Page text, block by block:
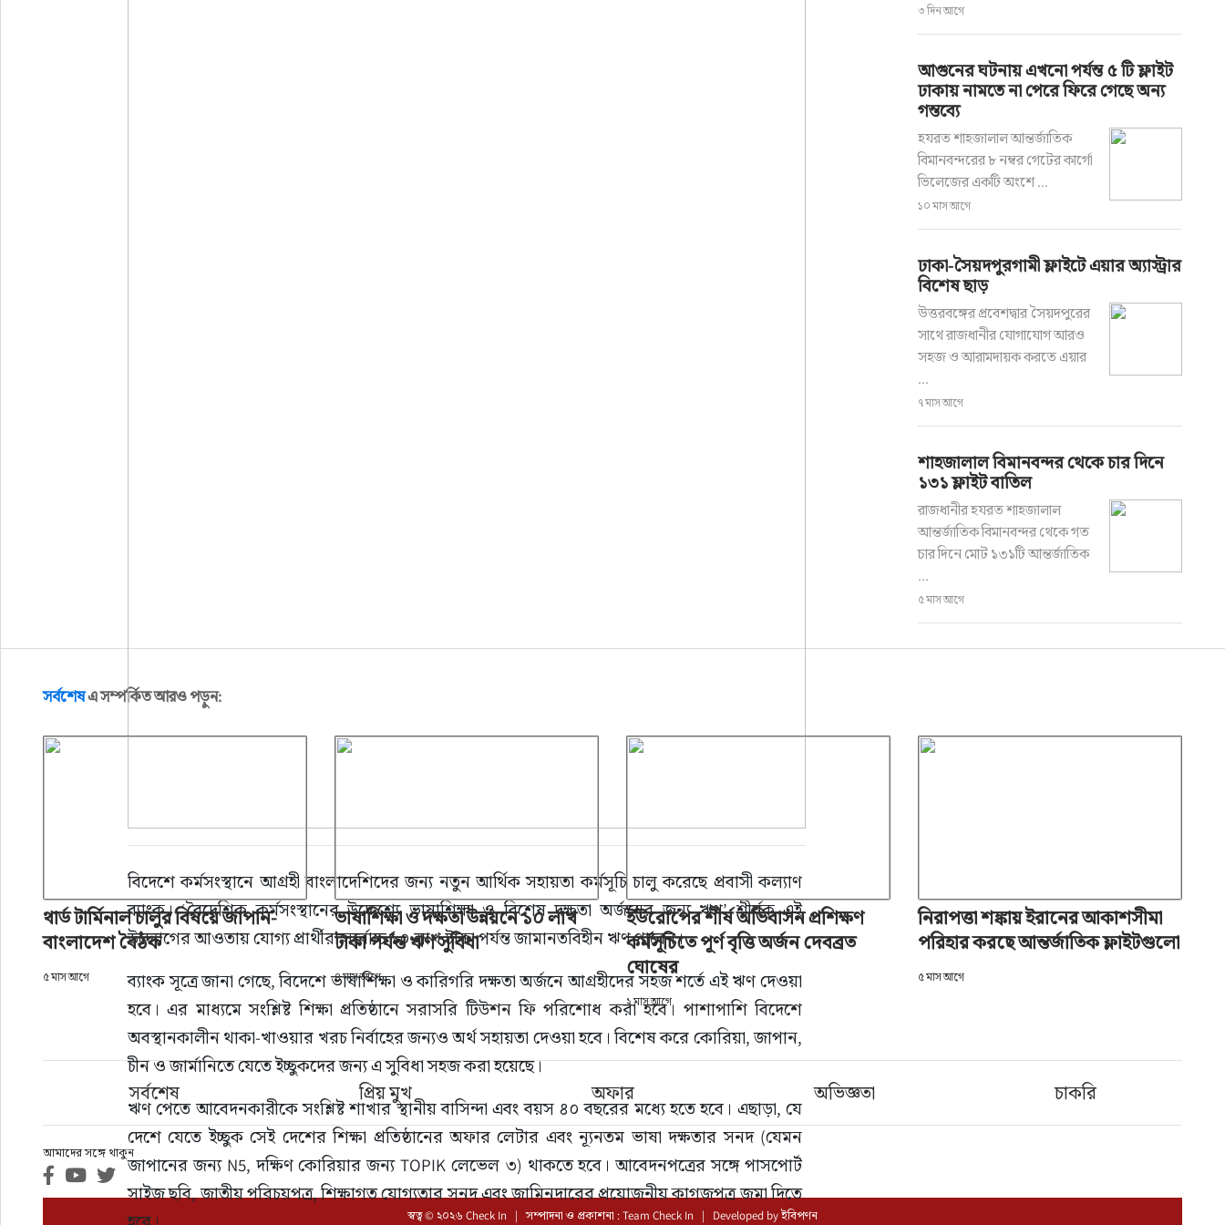
বিদেশে কর্মসংস্থানে আগ্রহী বাংলাদেশিদের জন্য নতুন আর্থিক সহায়তা কর্মসূচি চালু করেছে প্রবাসী কল্যাণ
ব্যাংক। ‘বৈদেশিক কর্মসংস্থানের উদ্দেশ্যে ভাষাশিক্ষা ও বিশেষ দক্ষতা অর্জনের জন্য ঋণ’ শীর্ষক এই
উদ্যোগের আওতায় যোগ্য প্রার্থীরা সর্বোচ্চ ১০ লাখ টাকা পর্যন্ত জামানতবিহীন ঋণ পাবেন।
ব্যাংক সূত্রে জানা গেছে, বিদেশে ভাষাশিক্ষা ও কারিগরি দক্ষতা অর্জনে আগ্রহীদের সহজ শর্তে এই ঋণ দেওয়া
হবে। এর মাধ্যমে সংশ্লিষ্ট শিক্ষা প্রতিষ্ঠানে সরাসরি টিউশন ফি পরিশোধ করা হবে। পাশাপাশি বিদেশে
অবস্থানকালীন থাকা-খাওয়ার খরচ নির্বাহের জন্যও অর্থ সহায়তা দেওয়া হবে। বিশেষ করে কোরিয়া, জাপান,
চীন ও জার্মানিতে যেতে ইচ্ছুকদের জন্য এ সুবিধা সহজ করা হয়েছে।
ঋণ পেতে আবেদনকারীকে সংশ্লিষ্ট শাখার স্থানীয় বাসিন্দা এবং বয়স ৪০ বছরের মধ্যে হতে হবে। এছাড়া, যে
দেশে যেতে ইচ্ছুক সেই দেশের শিক্ষা প্রতিষ্ঠানের অফার লেটার এবং ন্যূনতম ভাষা দক্ষতার সনদ (যেমন
জাপানের জন্য N5, দক্ষিণ কোরিয়ার জন্য TOPIK লেভেল ৩) থাকতে হবে। আবেদনপত্রের সঙ্গে পাসপোর্ট
সাইজ ছবি, জাতীয় পরিচয়পত্র, শিক্ষাগত যোগ্যতার সনদ এবং জামিনদারের প্রয়োজনীয় কাগজপত্র জমা দিতে
৩ দিন আগে
আগুনের ঘটনায় এখনো পর্যন্ত ৫ টি ফ্লাইট
ঢাকায় নামতে না পেরে ফিরে গেছে অন্য
গন্তব্যে
হযরত শাহজালাল আন্তর্জাতিক
বিমানবন্দরের ৮ নম্বর গেটের কার্গো
ভিলেজের একটি অংশে ...
১০ মাস আগে
ঢাকা-সৈয়দপুরগামী ফ্লাইটে এয়ার অ্যাস্ট্রার
বিশেষ ছাড়
উত্তরবঙ্গের প্রবেশদ্বার সৈয়দপুরের
সাথে রাজধানীর যোগাযোগ আরও
সহজ ও আরামদায়ক করতে এয়ার
...
৭ মাস আগে
শাহজালাল বিমানবন্দর থেকে চার দিনে
১৩১ ফ্লাইট বাতিল
রাজধানীর হযরত শাহজালাল
আন্তর্জাতিক বিমানবন্দর থেকে গত
চার দিনে মোট ১৩১টি আন্তর্জাতিক
...
৫ মাস আগে
সর্বশেষএ সম্পর্কিত আরও পড়ুন:
থার্ড টার্মিনাল চালুর বিষয়ে জাপান-
বাংলাদেশ বৈঠক
৫ মাস আগে
ভাষাশিক্ষা ও দক্ষতা উন্নয়নে ১০ লাখ
টাকা পর্যন্ত ঋণ সুবিধা
৪ মাস আগে
ইউরোপের শীর্ষ অভিবাসন প্রশিক্ষণ
কর্মসূচিতে পূর্ণ বৃত্তি অর্জন দেবব্রত
ঘোষের
২ মাস আগে
নিরাপত্তা শঙ্কায় ইরানের আকাশসীমা
পরিহার করছে আন্তর্জাতিক ফ্লাইটগুলো
৫ মাস আগে
সর্বশেষ প্রিয় মুখ অফার অভিজ্ঞতা চাকরি
আমাদের সঙ্গে থাকুন
স্বত্ব © ২০২৬ Check In | সম্পাদনা ও প্রকাশনা : Team Check In | Developed byইবিপণন